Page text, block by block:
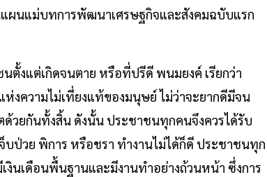
ผนแม่บทการพัฒนาเศรษฐกิจและสังคมฉบับแรก
นตั้งแต่เกิดจนตาย หรือที่ปรีดี พนมยงค์ เรียกว่า
ห่งความไม่เที่ยงแท้ของมนุษย์ ไม่ว่าจะยากดีมีจน
วยกันทั้งสิ้น ดังนั้น ประชาชนทุกคนจึงควรได้รับ
บป่วย พิการ หรือชรา ทำงานไม่ได้ก็ดี ประชาชนทุก
งินเดือนพื้นฐานและมีงานทำอย่างถ้วนหน้า ซึ่งการ